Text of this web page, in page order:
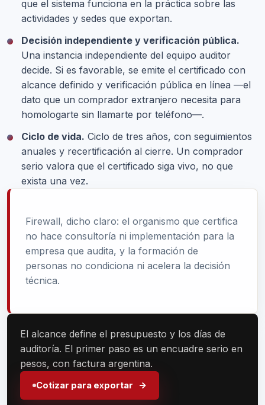
que el sistema funciona en la práctica sobre las
actividades y sedes que exportan.
Decisión independiente y verificación pública.
Una instancia independiente del equipo auditor
decide. Si es favorable, se emite el certificado con
alcance definido y verificación pública en línea —el
dato que un comprador extranjero necesita para
homologarte sin llamarte por teléfono—.
Ciclo de vida. Ciclo de tres años, con seguimientos
anuales y recertificación al cierre. Un comprador
serio valora que el certificado siga vivo, no que
exista una vez.
Firewall, dicho claro: el organismo que certifica
no hace consultoría ni implementación para la
empresa que audita, y la formación de
personas no condiciona ni acelera la decisión
técnica.
El alcance define el presupuesto y los días de
auditoría. El primer paso es un encuadre serio en
pesos, con factura argentina.
Cotizar para exportar